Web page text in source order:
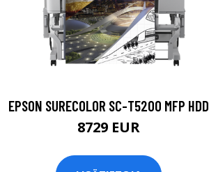
EPSON SURECOLOR SC-T5200 MFP HDD
8729 EUR